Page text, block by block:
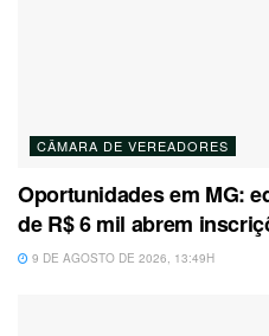
CÂMARA DE VEREADORES
Oportunidades em MG:
de R$ 6 mil abrem
9 DE AGOSTO DE 2026, 13:49H